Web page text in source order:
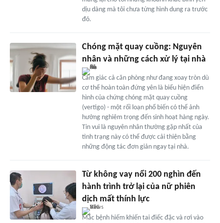
dịu dàng mà tôi chưa từng hình dung ra trước
đó.
Chóng mặt quay cuồng: Nguyên
nhân và những cách xử lý tại nhà
Cảm giác cả căn phòng như đang xoay tròn dù
cơ thể hoàn toàn đứng yên là biểu hiện điển
hình của chứng chóng mặt quay cuồng
(vertigo) - một rối loạn phổ biến có thể ảnh
hưởng nghiêm trọng đến sinh hoạt hàng ngày.
Tin vui là nguyên nhân thường gặp nhất của
tình trạng này có thể được cải thiện bằng
những động tác đơn giản ngay tại nhà.
Từ không vay nổi 200 nghìn đến
hành trình trở lại của nữ phiên
dịch mất thính lực
Mắc bệnh hiếm khiến tai điếc đặc và rơi vào